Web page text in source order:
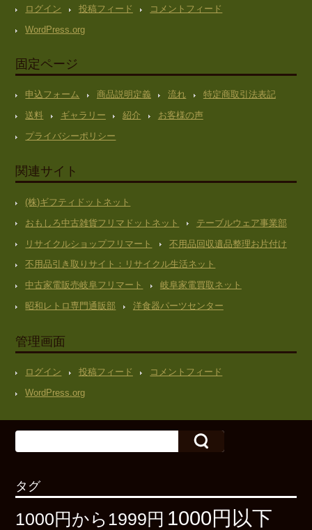
ログイン 投稿フィード
コメントフィード
WordPress.org
固定ページ
申込フォーム 商品説明定義 流れ
特定商取引法表記
送料
ギャラリー 紹介
お客様の声
プライバシーポリシー
関連サイト
(株)ギフティドットネット
おもしろ中古雑貨フリマドットネット
テーブルウェア事業部
リサイクルショップフリマート
不用品回収遺品整理お片付け
不用品引き取りサイト：リサイクル生活ネット
中古家電販売岐阜フリマート
岐阜家電買取ネット
昭和レトロ専門通販部
洋食器パーツセンター
管理画面
ログイン 投稿フィード
コメントフィード
WordPress.org
タグ
1000円から1999円 1000円以下